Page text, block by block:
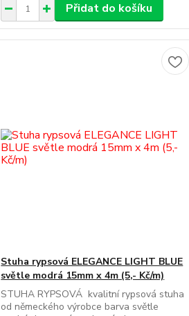
Přidat do košíku
Stuha rypsová ELEGANCE LIGHT BLUE
světle modrá 15mm x 4m (5,- Kč/m)
STUHA RYPSOVÁ kvalitní rypsová stuha
od německého výrobce barva světle